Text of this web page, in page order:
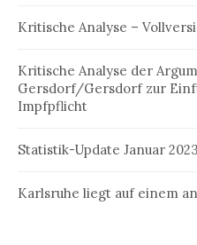
N
v
i
g
t
:Kritische Analyse –
Kritische Analyse der
Gersdorf/Gersdorf zur
Impfpflicht
Statistik-Update Januar 2023
Karlsruhe liegt auf einem